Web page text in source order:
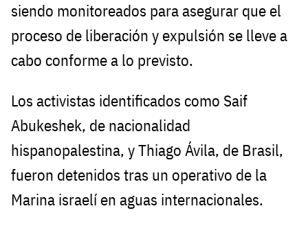
siendo monitoreados para asegurar que el
proceso de liberación y expulsión se lleve a
cabo conforme a lo previsto.
Los activistas identificados como Saif
Abukeshek, de nacionalidad
hispanopalestina, y Thiago Ávila, de Brasil,
fueron detenidos tras un operativo de la
Marina israelí en aguas internacionales.